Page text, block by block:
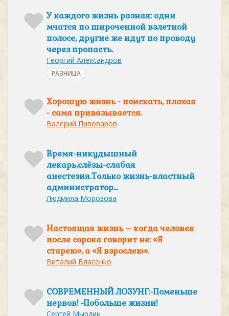
У каждого жизнь разная: одни
мчатся по широченной взлетной
полосе, другие же идут по проводу
через пропасть.
Георгий Александров
РАЗНИЦА
Хорошую жизнь - поискать, плохая
- сама привязывается.
Валерий Пивоваров
Время-никудышный
лекарь,слёзы-слабая
анестезия.Только жизнь-властный
администратор...
Людмила Морозова
Настоящая жизнь – когда человек
после сорока говорит не: «Я
старею», а «Я взрослею».
Виталий Власенко
СОВРЕМЕННЫЙ ЛОЗУНГ:-Поменьше
нервов! -Побольше жизни!
Сергей Мырдин